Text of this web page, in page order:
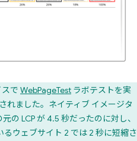
で WebPageTest ラボテストを実
れました。ネイティブ イメージタ
の LCP が 4.5 秒だったのに対し、
ウェブサイト 2 では 2 秒に短縮さ